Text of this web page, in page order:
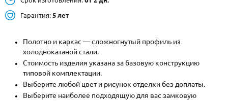
НАЙТИ:
+7 (495) 411-44-41
INFO@META-M.RU
ЗАПРОСИТЬ РАСЧЕТ
Гарантия: 5 лет
Полотно и каркас — сложногнутый профиль из
холоднокатаной стали.
Стоимость изделия указана за базовую конструкцию
типовой комплектации.
Выберите любой цвет и рисунок отделки без доплаты.
Выберите наиболее подходящую для вас замковую